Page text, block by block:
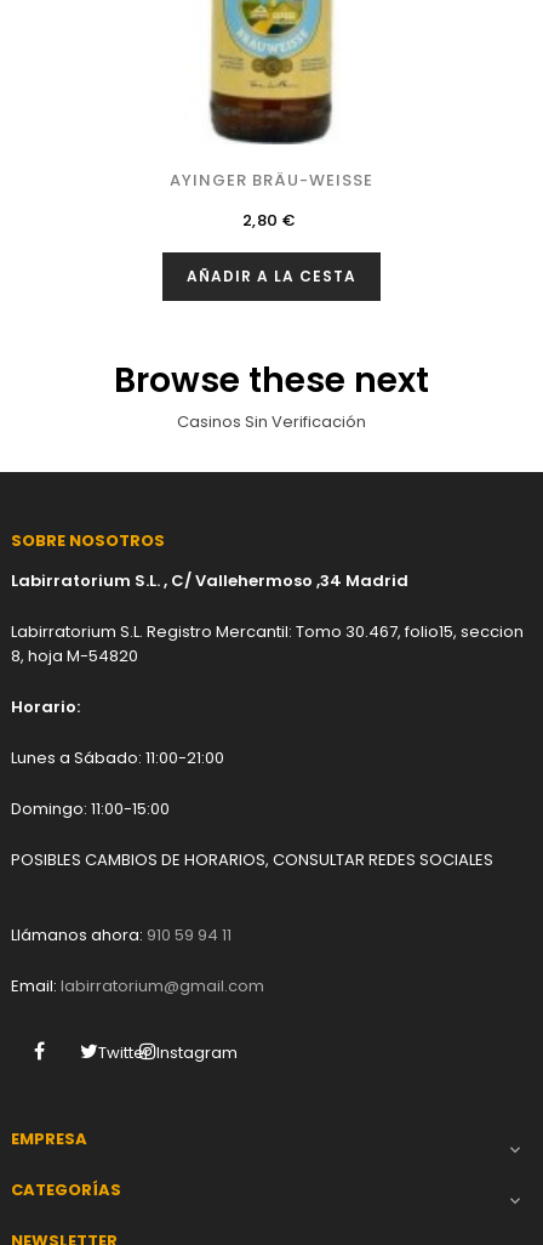
AYINGER BRÄU-WEISSE
Precio
2,80 €
AÑADIR A LA CESTA
Browse these next
Casinos Sin Verificación
SOBRE NOSOTROS
Labirratorium S.L. , C/ Vallehermoso ,34 Madrid
Labirratorium S.L. Registro Mercantil: Tomo 30.467, folio15, seccion
8, hoja M-54820
Horario:
Lunes a Sábado: 11:00-21:00
Domingo: 11:00-15:00
POSIBLES CAMBIOS DE HORARIOS, CONSULTAR REDES SOCIALES
Llámanos ahora: 910 59 94 11
Email: labirratorium@gmail.com
Facebook
Twitter Instagram
EMPRESA 
CATEGORÍAS 